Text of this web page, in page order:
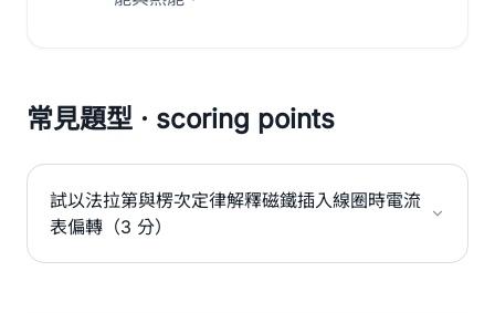
常見題型 · scoring points
試以法拉第與楞次定律解釋磁鐵插入線圈時電流
表偏轉（3 分）